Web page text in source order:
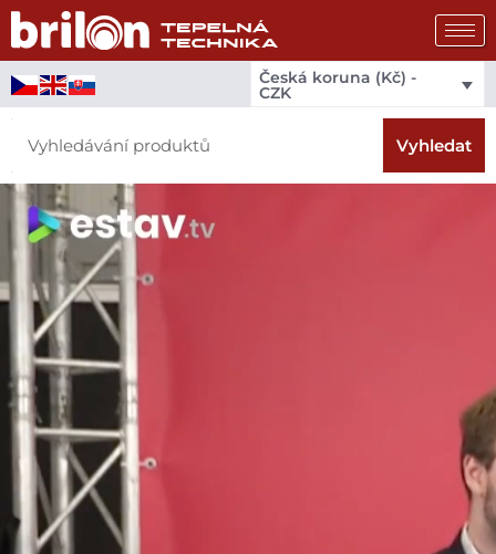
Přeskočit
obsah
Česká koruna (Kč) -
CZK
Vyhledat